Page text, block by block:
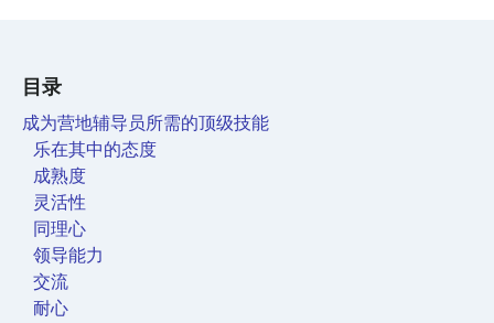
目录
成为营地辅导员所需的顶级技能
乐在其中的态度
成熟度
灵活性
同理心
领导能力
交流
耐心